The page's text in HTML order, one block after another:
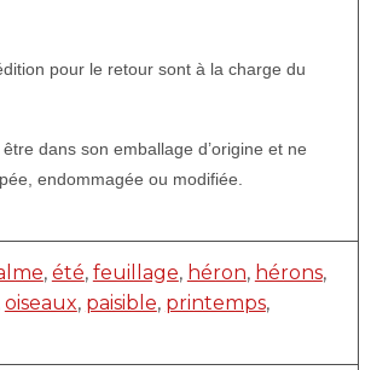
pour le retour sont à la charge du
dans son emballage d’origine et ne
endommagée ou modifiée.
, été, feuillage, héron, hérons,
oiseaux, paisible, printemps,